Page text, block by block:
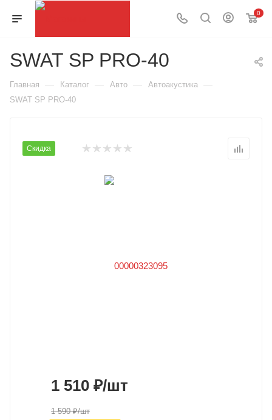
0
SWAT SP PRO-40
Главная — Каталог — Авто — Автоакустика —
SWAT SP PRO-40
Скидка
1 510 ₽/шт
1 590₽/шт